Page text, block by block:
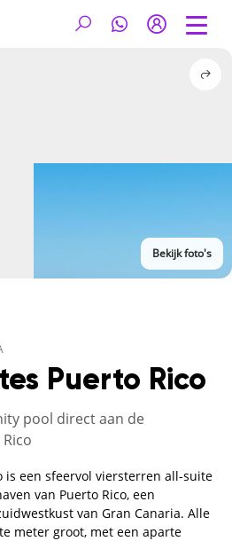
Bekijk foto's
Puerto Rico
pool direct aan de
is een sfeervol viersterren all-suite
van Puerto Rico, een
van Gran Canaria. Alle
meter groot, met een aparte